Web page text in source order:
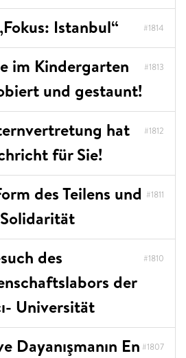
Istanbul“ #1814
im Kindergarten
und gestaunt!
#1813
hat
für Sie!
#1812
des Teilens und #1811
des
der
Universität
#1810
Dayanışmanın En #1807